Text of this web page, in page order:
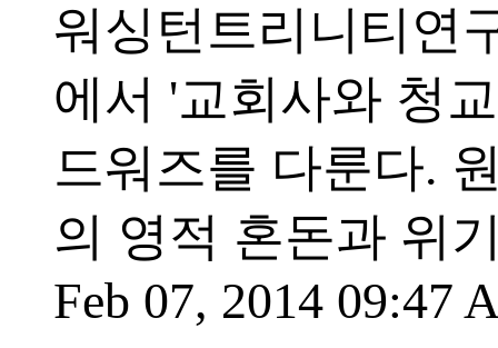
워싱턴트리니티연
에서 '교회사와 청
드워즈를 다룬다.
의 영적 혼돈과 위
Feb 07, 2014 09:47